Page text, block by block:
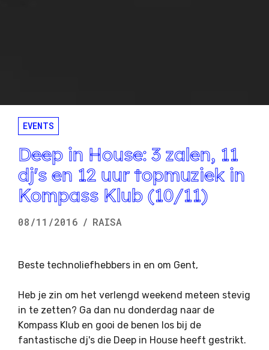
EVENTS
Deep in House: 3 zalen, 11
dj's en 12 uur topmuziek in
Kompass Klub (10/11)
08/11/2016 / RAISA
Beste technoliefhebbers in en om Gent,
Heb je zin om het verlengd weekend meteen stevig
in te zetten? Ga dan nu donderdag naar de
Kompass Klub en gooi de benen los bij de
fantastische dj's die Deep in House heeft gestrikt.